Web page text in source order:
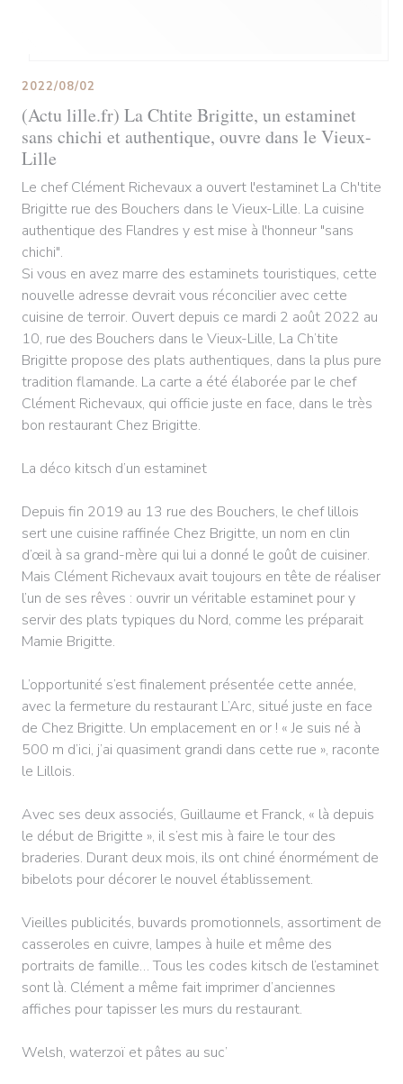
(Actu lille.fr) La Chtite Brigitte, un estaminet
sans chichi et authentique, ouvre dans le Vieux-
Lille
2022/08/02
Le chef Clément Richevaux a ouvert l'estaminet La Ch'tite
Brigitte rue des Bouchers dans le Vieux-Lille. La cuisine
authentique des Flandres y est mise à l'honneur "sans
chichi".
Si vous en avez marre des estaminets touristiques, cette
nouvelle adresse devrait vous réconcilier avec cette
cuisine de terroir. Ouvert depuis ce mardi 2 août 2022 au
10, rue des Bouchers dans le Vieux-Lille, La Ch’tite
Brigitte propose des plats authentiques, dans la plus pure
tradition flamande. La carte a été élaborée par le chef
Clément Richevaux, qui officie juste en face, dans le très
bon restaurant Chez Brigitte.
La déco kitsch d’un estaminet
Depuis fin 2019 au 13 rue des Bouchers, le chef lillois
sert une cuisine raffinée Chez Brigitte, un nom en clin
d’œil à sa grand-mère qui lui a donné le goût de cuisiner.
Mais Clément Richevaux avait toujours en tête de réaliser
l’un de ses rêves : ouvrir un véritable estaminet pour y
servir des plats typiques du Nord, comme les préparait
Mamie Brigitte.
L’opportunité s’est finalement présentée cette année,
avec la fermeture du restaurant L’Arc, situé juste en face
de Chez Brigitte. Un emplacement en or ! « Je suis né à
500 m d’ici, j’ai quasiment grandi dans cette rue », raconte
le Lillois.
Avec ses deux associés, Guillaume et Franck, « là depuis
le début de Brigitte », il s’est mis à faire le tour des
braderies. Durant deux mois, ils ont chiné énormément de
bibelots pour décorer le nouvel établissement.
Vieilles publicités, buvards promotionnels, assortiment de
casseroles en cuivre, lampes à huile et même des
portraits de famille… Tous les codes kitsch de l’estaminet
sont là. Clément a même fait imprimer d’anciennes
affiches pour tapisser les murs du restaurant.
Welsh, waterzoï et pâtes au suc’